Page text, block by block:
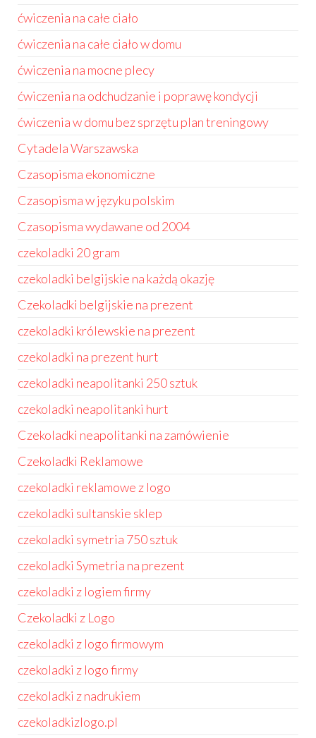
ćwiczenia na całe ciało
ćwiczenia na całe ciało w domu
ćwiczenia na mocne plecy
ćwiczenia na odchudzanie i poprawę kondycji
ćwiczenia w domu bez sprzętu plan treningowy
Cytadela Warszawska
Czasopisma ekonomiczne
Czasopisma w języku polskim
Czasopisma wydawane od 2004
czekoladki 20 gram
czekoladki belgijskie na każdą okazję
Czekoladki belgijskie na prezent
czekoladki królewskie na prezent
czekoladki na prezent hurt
czekoladki neapolitanki 250 sztuk
czekoladki neapolitanki hurt
Czekoladki neapolitanki na zamówienie
Czekoladki Reklamowe
czekoladki reklamowe z logo
czekoladki sultanskie sklep
czekoladki symetria 750 sztuk
czekoladki Symetria na prezent
czekoladki z logiem firmy
Czekoladki z Logo
czekoladki z logo firmowym
czekoladki z logo firmy
czekoladki z nadrukiem
czekoladkizlogo.pl